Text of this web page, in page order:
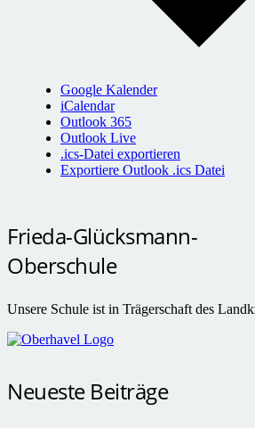
Google Kalender
iCalendar
Outlook 365
Outlook Live
.ics-Datei exportieren
Exportiere Outlook .ics Datei
Frieda-Glücksmann-
Oberschule
Unsere Schule ist in Trägerschaft des
Neueste Beiträge